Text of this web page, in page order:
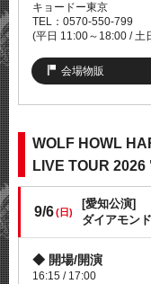
キョードー東京
TEL：0570-550-799
(平日 11:00～18:00 / 土
会場物販
WOLF HOWL
LIVE TOUR
9/6(日)
[愛知公演]
ダイアモン
開場/開演
16:15 / 17:00